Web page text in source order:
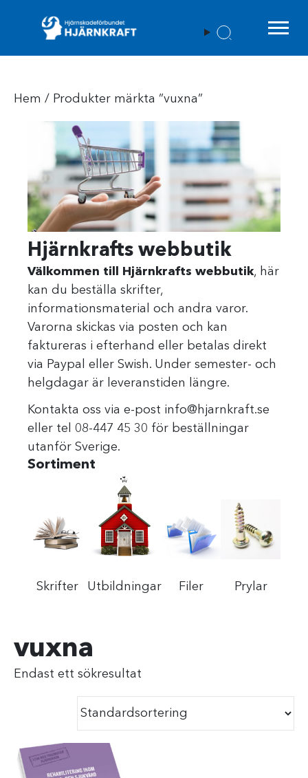
Menu
Hem / Produkter märkta ”vuxna”
Hjärnkrafts webbutik
Välkommen till Hjärnkrafts webbutik, här
kan du beställa skrifter,
informationsmaterial och andra varor.
Varorna skickas via posten och kan
faktureras i efterhand eller betalas direkt
via Paypal eller Swish. Under semester- och
helgdagar är leveranstiden längre.
Kontakta oss via e-post info@hjarnkraft.se
eller tel 08-447 45 30 för beställningar
utanför Sverige.
Sortiment
Skrifter Utbildningar Filer Prylar
vuxna
Endast ett sökresultat